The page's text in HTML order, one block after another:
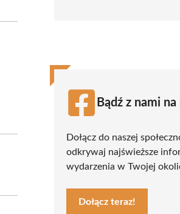
Bądź z nami
Dołącz do naszej
odkrywaj najświeższe
wydarzenia w Twojej
Dołącz teraz!